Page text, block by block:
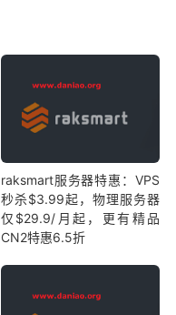
raksmart服务器特惠：VPS
秒杀$3.99起，物理服务器
仅$29.9/月起，更有精品
CN2特惠6.5折